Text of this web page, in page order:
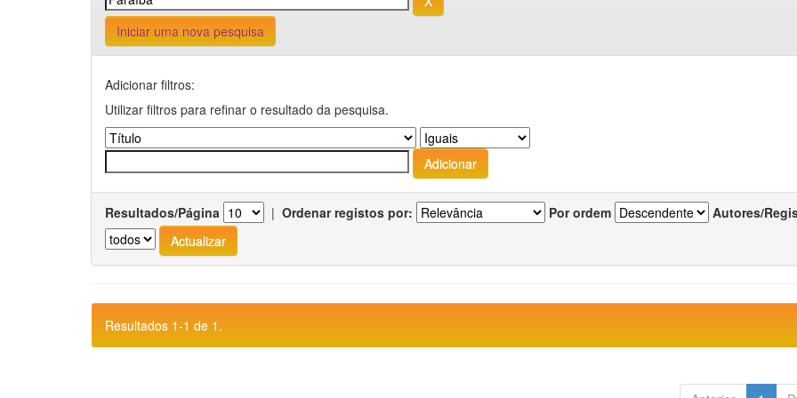
Iniciar uma nova pesquisa
Adicionar filtros:
Utilizar filtros para refinar o resultado da pesquisa.
Resultados/Página | Ordenar registos por: Por ordem Autores/
Resultados 1-1 de 1.